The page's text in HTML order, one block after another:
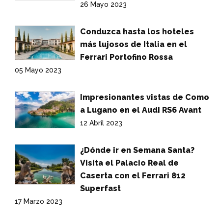
26 Mayo 2023
Conduzca hasta los hoteles
más lujosos de Italia en el
Ferrari Portofino Rossa
05 Mayo 2023
Impresionantes vistas de Como
a Lugano en el Audi RS6 Avant
12 Abril 2023
¿Dónde ir en Semana Santa?
Visita el Palacio Real de
Caserta con el Ferrari 812
Superfast
17 Marzo 2023